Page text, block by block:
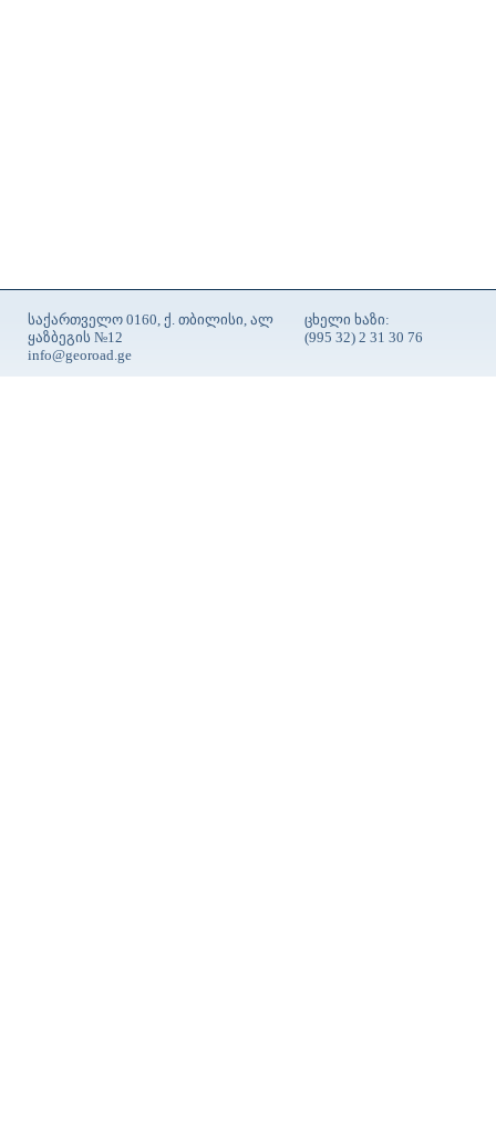
საქართველო 0160, ქ. თბილისი, ალ
ყაზბეგის №12
info@georoad.ge
ცხელი ხაზი:
(995 32) 2 31 30 76